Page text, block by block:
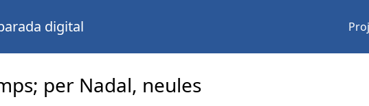
digital
per Nadal, neules